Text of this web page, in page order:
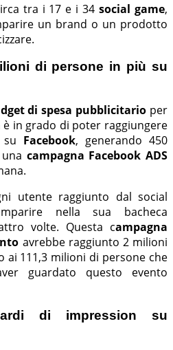
tra i 17 e i 34social game,
un brand o un prodotto
di persone in più su
di spesa pubblicitario per
è in grado di poter raggiungere
Facebook, generando 450
campagna Facebook ADS
utente raggiunto dal social
nella sua bacheca
volte. Questa campagna
avrebbe raggiunto 2 milioni
111,3 milioni di persone che
guardato questo evento
di impression su